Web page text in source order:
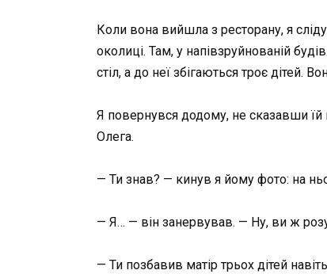
Коли вона вийшла з ресторану, я
околиці. Там, у напівзруйнованій
стіл, а до неї збігаються троє дітей.
Я повернувся додому, не сказавши їй
Олега.
— Ти знав? — кинув я йому фото: на
— Я… — він занервував. — Ну, ви ж
— Ти позбавив матір трьох дітей